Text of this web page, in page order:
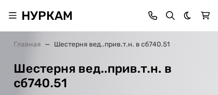
НУРКАМ Темная
Главная Шестерня вед..прив.т.н. в сб740.51
Шестерня вед..прив.т.н. в
сб740.51